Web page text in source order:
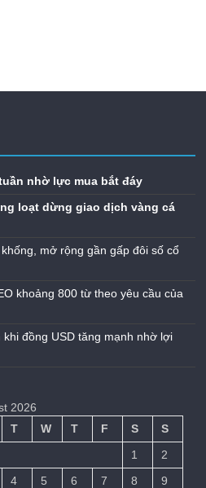
nhờ lực mua bắt đáy
loạt dừng giao dịch vàng cá
mở rộng gần gấp đôi số cổ
khoảng 800 từ theo yêu cầu của
đồng USD tăng mạnh nhờ lợi
2026
T W T F S
S
1
2
4 5 6 7 8
9